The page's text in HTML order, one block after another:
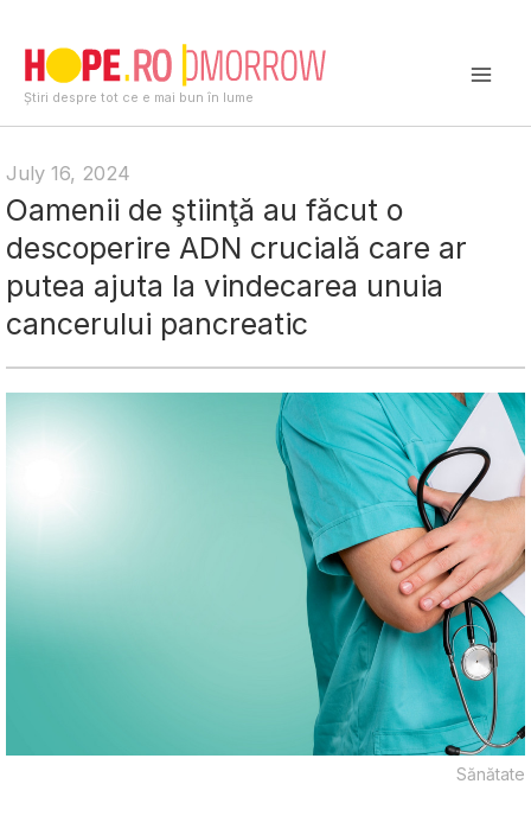
content
Știri despre tot ce e mai bun în lume
July 16, 2024
Oamenii de ştiinţă au făcut o
descoperire ADN crucială care ar
putea ajuta la vindecarea unuia
cancerului pancreatic
Sănătate